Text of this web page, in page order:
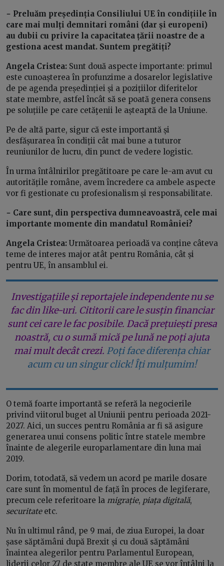
− Preluăm președinția Consiliului UE în condițiile în
care mai mulți demnitari români (dar și europeni)
au dubii cu privire la capacitatea țării noastre de a
gestiona acest mandat. Suntem pregătiți?
Angela Cristea: Sunt două aspecte importante: primul
este cunoașterea în profunzime a dosarelor legislative
de pe agenda președinției și a pozițiilor diferitelor
state membre, astfel încât să se poată genera consens
pe soluțiile pe care cetăţenii le așteaptă de la Uniune.
Pe de altă parte, sigur că este importantă și
desfășurarea în condiții cât mai bune a tuturor
reuniunilor de lucru, din punct de vedere logistic.
În urma întâlnirilor pregătitoare pe care le-am avut cu
autoritățile române, avem încredere ca ambele aspecte
vor fi gestionate cu profesionalism și responsabilitate.
− Care sunt, din perspectiva dumneavoastră, cele mai
importante momente din mandatul României?
Angela Cristea: Următoarea perioadă va conține câteva
teme de interes major atât pentru România, cât și
pentru UE, în ansamblul ei.
Investigațiile și reportajele independente nu se
fac din like-uri. Cititorii care le susțin financiar
sunt cei care le fac posibile. Dacă prețuiești presa
noastră, cu o sumă mică pe lună ne poți ajuta
mai mult decât crezi. Poți face diferența chiar
acum cu un singur click! Îți mulțumim!
O temă foarte importantă se referă la negocierile
privind viitorul buget al Uniunii pentru perioada 2021-
2027. Aici, un succes pentru România ar fi să asigure
generarea unui consens politic între statele membre
înainte de alegerile europarlamentare din luna mai
2019.
Dorim, totodată, să vedem un acord pe marile dosare
care sunt în momentul de față în proces de legiferare,
precum cele referitoare la migrație, piața digitală,
securitateetc.
Nu în ultimul rând, pe 9 mai, de ziua Europei, la doar
șase săptămâni după Brexit și cu două săptămâni
înaintea alegerilor pentru Parlamentul European,
liderii celor 27 de state membre ale UE se vor întâlni la